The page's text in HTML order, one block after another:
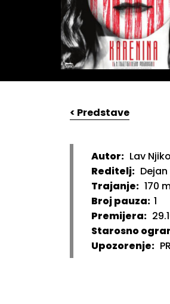
< Predstave
Autor: Lav
Reditelj:
Trajanje: 170
Broj pauza: 1
Premijera:
Starosno
Upozorenje: